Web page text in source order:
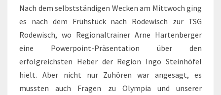
Nach dem selbstständigen Wecken am Mittwoch ging
es nach dem Frühstück nach Rodewisch zur TSG
Rodewisch, wo Regionaltrainer Arne Hartenberger
eine Powerpoint-Präsentation über den
erfolgreichsten Heber der Region Ingo Steinhöfel
hielt. Aber nicht nur Zuhören war angesagt, es
mussten auch Fragen zu Olympia und unserer